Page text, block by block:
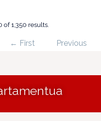
1,350 results.
← First Previous